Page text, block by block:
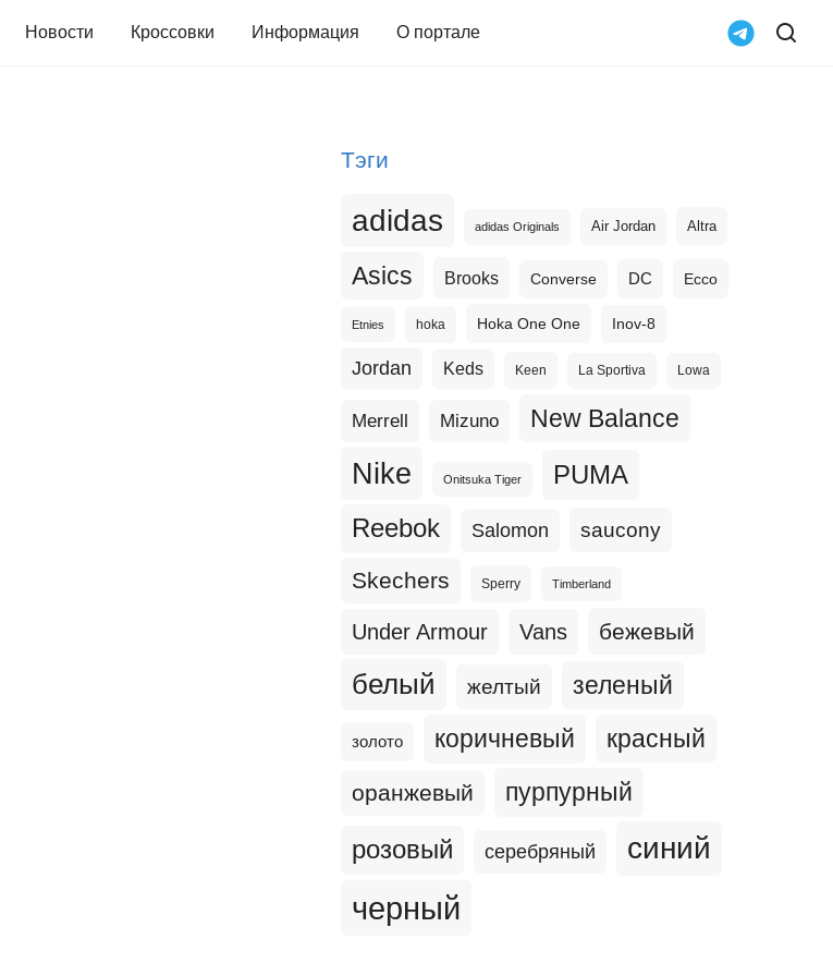
Новости Кроссовки Информация О портале
Тэги
adidas adidas Originals Air Jordan Altra
Asics Brooks Converse DC Ecco
Etnies hoka Hoka One One Inov-8
Jordan Keds Keen La Sportiva Lowa
Merrell Mizuno New Balance
Nike Onitsuka Tiger PUMA
Reebok Salomon saucony
Skechers Sperry Timberland
Under Armour Vans бежевый
белый желтый зеленый
золото коричневый красный
оранжевый пурпурный
розовый серебряный синий
черный